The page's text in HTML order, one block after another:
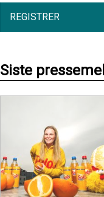
REGISTRER
Siste